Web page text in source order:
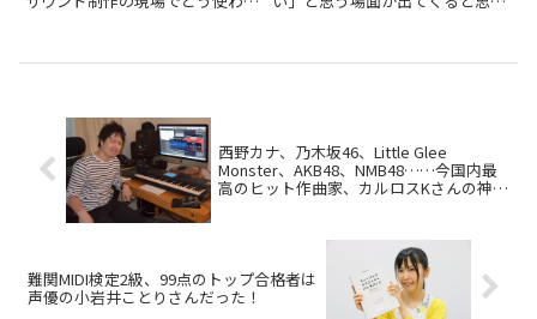
遂げていますが、これらで生成し
西野カナ、乃木坂46、Little Glee
Monster、AKB48、NMB48……今国内最
高のヒット作曲家、カルロスKさんの神ワ
難関MIDI検定2級、99点のトップ合格者は
声優の小岩井ことりさんだった！